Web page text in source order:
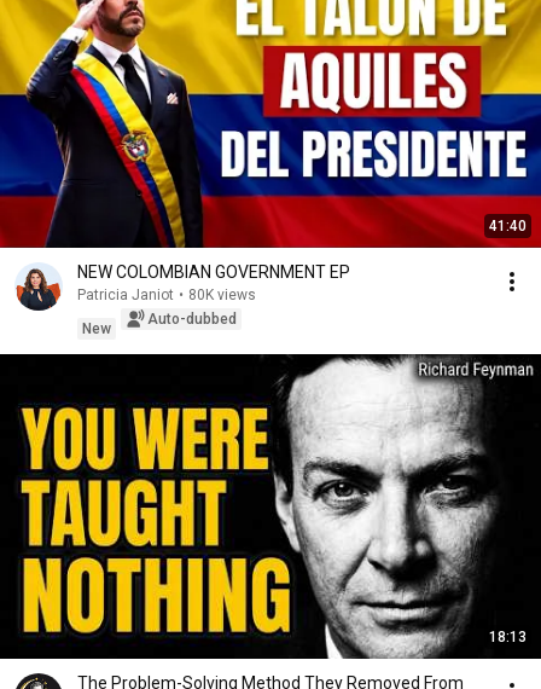
41:40
NEW COLOMBIAN GOVERNMENT EP
Patricia Janiot • 80K views
New
Auto-dubbed
18:13
The Problem-Solving Method They Removed From